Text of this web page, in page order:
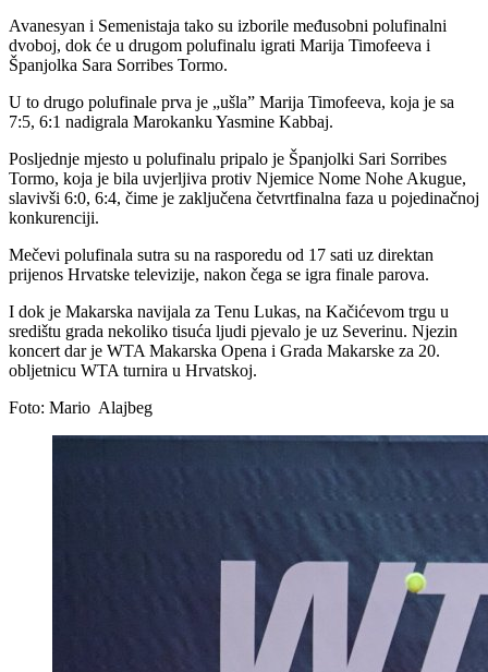
Avanesyan i Semenistaja tako su izborile međusobni polufinalni
dvoboj, dok će u drugom polufinalu igrati Marija Timofeeva i
Španjolka Sara Sorribes Tormo.
U to drugo polufinale prva je „ušla” Marija Timofeeva, koja je sa
7:5, 6:1 nadigrala Marokanku Yasmine Kabbaj.
Posljednje mjesto u polufinalu pripalo je Španjolki Sari Sorribes
Tormo, koja je bila uvjerljiva protiv Njemice Nome Nohe Akugue,
slavivši 6:0, 6:4, čime je zaključena četvrtfinalna faza u pojedinačnoj
konkurenciji.
Mečevi polufinala sutra su na rasporedu od 17 sati uz direktan
prijenos Hrvatske televizije, nakon čega se igra finale parova.
I dok je Makarska navijala za Tenu Lukas, na Kačićevom trgu u
središtu grada nekoliko tisuća ljudi pjevalo je uz Severinu. Njezin
koncert dar je WTA Makarska Opena i Grada Makarske za 20.
obljetnicu WTA turnira u Hrvatskoj.
Foto: Mario Alajbeg